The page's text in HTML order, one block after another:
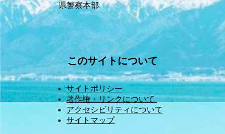
県警察本部
このサイトについて
サイトポリシー
著作権・リンクについて
アクセシビリティについて
サイトマップ